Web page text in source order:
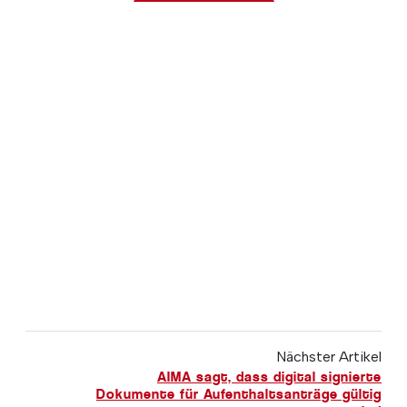
Nächster Artikel
AIMA sagt, dass digital signierte
Dokumente für Aufenthaltsanträge gültig